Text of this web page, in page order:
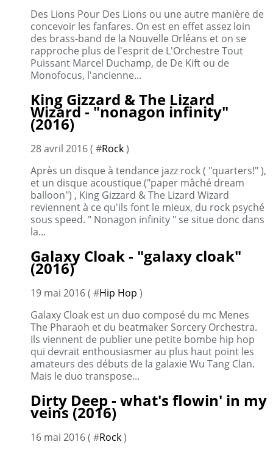
Des Lions Pour Des Lions ou une autre manière de
concevoir les fanfares. On est en effet assez loin
des brass-band de la Nouvelle Orléans et on se
rapproche plus de l'esprit de L'Orchestre Tout
Puissant Marcel Duchamp, de De Kift ou de
Monofocus, l'ancienne...
King Gizzard & The Lizard
Wizard - "nonagon infinity"
(2016)
28 avril 2016 ( #Rock)
Après un disque à tendance jazz rock ( "quarters!" ),
et un disque acoustique ("paper mâché dream
balloon") , King Gizzard & The Lizard Wizard
reviennent à ce qu'ils font le mieux, du rock psyché
sous speed. " Nonagon infinity " se situe donc dans
la...
Galaxy Cloak - "galaxy cloak"
(2016)
19 mai 2016 ( #Hip Hop )
Galaxy Cloak est un duo composé du mc Menes
The Pharaoh et du beatmaker Sorcery Orchestra.
Ils viennent de publier une petite bombe hip hop
qui devrait enthousiasmer au plus haut point les
amateurs des débuts de la galaxie Wu Tang Clan.
Mais le duo transpose...
Dirty Deep - what's flowin' in my
veins (2016)
16 mai 2016 ( #Rock)